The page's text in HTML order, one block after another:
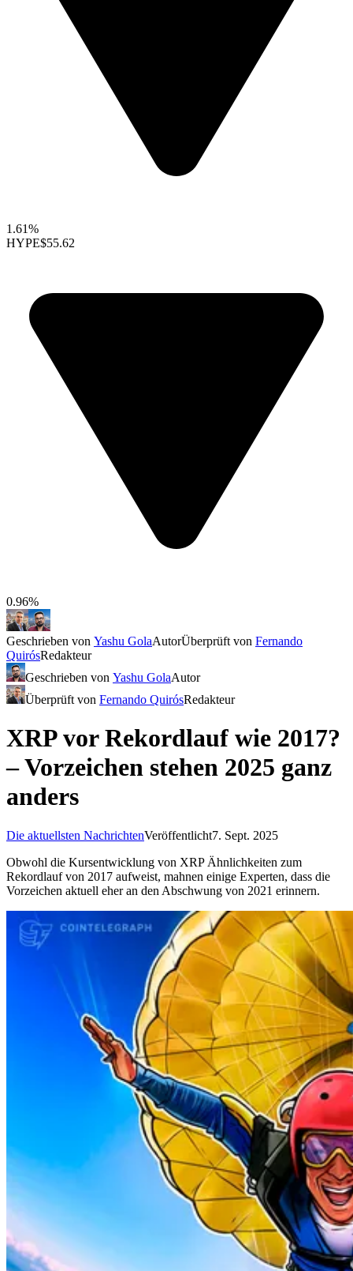
1.61%
HYPE$55.62
0.96%
Geschrieben von Yashu GolaAutorÜberprüft von Fernando
QuirósRedakteur
Geschrieben von Yashu GolaAutor
Überprüft von Fernando QuirósRedakteur
XRP vor Rekordlauf wie 2017?
– Vorzeichen stehen 2025 ganz
anders
Die aktuellsten NachrichtenVeröffentlicht7. Sept. 2025
Obwohl die Kursentwicklung von XRP Ähnlichkeiten zum
Rekordlauf von 2017 aufweist, mahnen einige Experten, dass die
Vorzeichen aktuell eher an den Abschwung von 2021 erinnern.